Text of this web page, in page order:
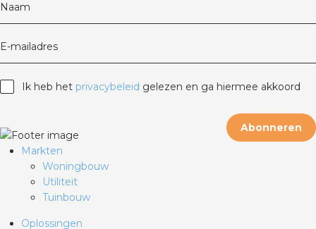
Naam
E-mailadres
Ik heb het privacybeleid gelezen en ga hiermee akkoord
Abonneren
Markten
Woningbouw
Utiliteit
Tuinbouw
Oplossingen